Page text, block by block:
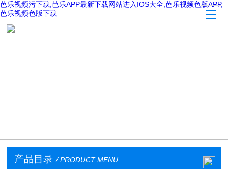
芭乐视频污下载,芭乐APP最新下载网站进入IOS大全,芭乐视频色版APP,
芭乐视频色版下载
产品目录 / PRODUCT MENU